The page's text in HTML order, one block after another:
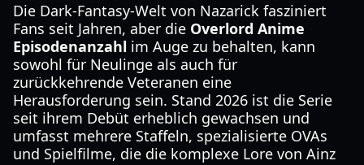
Die Dark-Fantasy-Welt von Nazarick fasziniert
Fans seit Jahren, aber die Overlord Anime
Episodenanzahl im Auge zu behalten, kann
sowohl für Neulinge als auch für
zurückkehrende Veteranen eine
Herausforderung sein. Stand 2026 ist die Serie
seit ihrem Debüt erheblich gewachsen und
umfasst mehrere Staffeln, spezialisierte OVAs
und Spielfilme, die die komplexe Lore von Ainz